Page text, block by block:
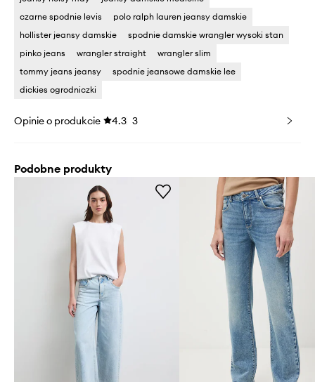
czarne spodnie levis
polo ralph lauren jeansy damskie
hollister jeansy damskie
spodnie damskie wrangler wysoki stan
pinko jeans
wrangler straight
wrangler slim
tommy jeans jeansy
spodnie jeansowe damskie lee
dickies ogrodniczki
Opinie o produkcie 4.3 3
Podobne produkty